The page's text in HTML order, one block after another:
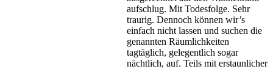
aufschlug. Mit Todesfolge. Sehr
traurig. Dennoch können wir’s
einfach nicht lassen und suchen die
genannten Räumlichkeiten
tagtäglich, gelegentlich sogar
nächtlich, auf. Teils mit erstaunlicher